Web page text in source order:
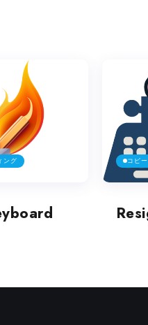
ング コピ